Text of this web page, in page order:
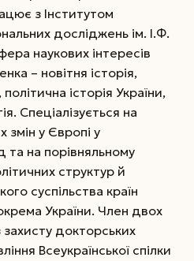
з Інститутом
досліджень ім. І.Ф.
наукових інтересів
– новітня історія,
історія України,
Спеціалізується на
змін у Європі у
та на порівняльному
структур й
суспільства країн
України. Член двох
захис­ту докторських
Все­української спілки